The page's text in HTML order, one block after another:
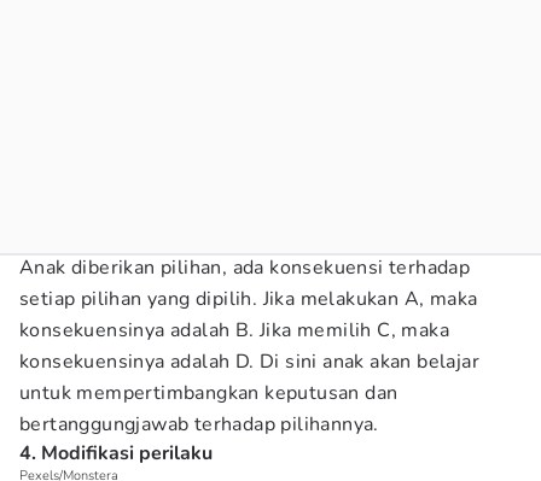
Anak diberikan pilihan, ada konsekuensi terhadap
setiap pilihan yang dipilih. Jika melakukan A, maka
konsekuensinya adalah B. Jika memilih C, maka
konsekuensinya adalah D. Di sini anak akan belajar
untuk mempertimbangkan keputusan dan
bertanggungjawab terhadap pilihannya.
4. Modifikasi perilaku
Pexels/Monstera